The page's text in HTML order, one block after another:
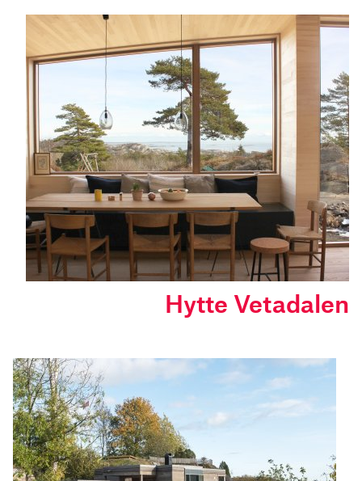
Hytte Vetadalen